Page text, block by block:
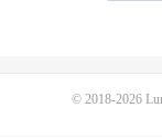
© 2018-2026